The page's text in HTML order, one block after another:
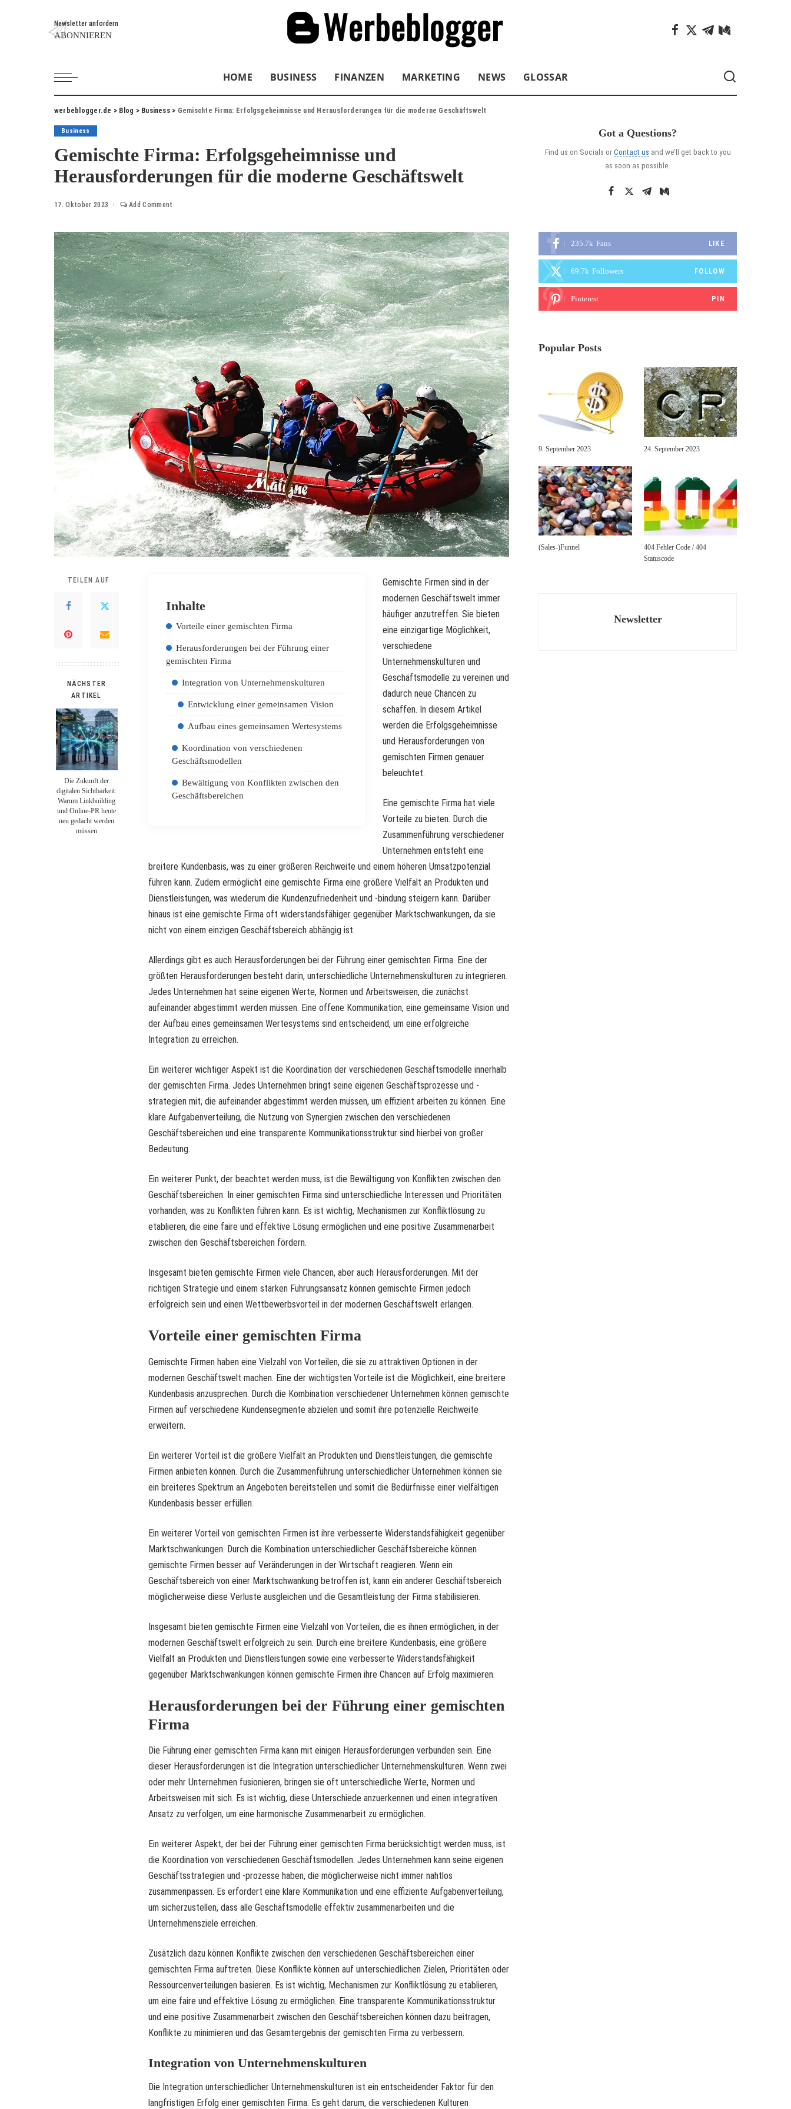
Newsletter anfordern
ABONNIEREN
HOME BUSINESS FINANZEN MARKETING NEWS GLOSSAR
werbeblogger.de > Blog > Business> Gemischte Firma: Erfolgsgeheimnisse und Herausforderungen für die moderne Geschäftswelt
Business
Gemischte Firma: Erfolgsgeheimnisse und
Herausforderungen für die moderne Geschäftswelt
17. Oktober 2023 Add Comment
TEILEN AUF
NÄCHSTER
ARTIKEL
Die Zukunft der
digitalen Sichtbarkeit:
Warum Linkbuilding
und Online-PR heute
neu gedacht werden
müssen
Inhalte
Vorteile einer gemischten Firma
Herausforderungen bei der Führung einer
gemischten Firma
Integration von Unternehmenskulturen
Entwicklung einer gemeinsamen Vision
Aufbau eines gemeinsamen Wertesystems
Koordination von verschiedenen
Geschäftsmodellen
Bewältigung von Konflikten zwischen den
Geschäftsbereichen
Gemischte Firmen sind in der
modernen Geschäftswelt immer
häufiger anzutreffen. Sie bieten
eine einzigartige Möglichkeit,
verschiedene
Unternehmenskulturen und
Geschäftsmodelle zu vereinen und
dadurch neue Chancen zu
schaffen. In diesem Artikel
werden die Erfolgsgeheimnisse
und Herausforderungen von
gemischten Firmen genauer
beleuchtet.
Eine gemischte Firma hat viele
Vorteile zu bieten. Durch die
Zusammenführung verschiedener
Unternehmen entsteht eine
breitere Kundenbasis, was zu einer größeren Reichweite und einem höheren Umsatzpotenzial
führen kann. Zudem ermöglicht eine gemischte Firma eine größere Vielfalt an Produkten und
Dienstleistungen, was wiederum die Kundenzufriedenheit und -bindung steigern kann. Darüber
hinaus ist eine gemischte Firma oft widerstandsfähiger gegenüber Marktschwankungen, da sie
nicht von einem einzigen Geschäftsbereich abhängig ist.
Allerdings gibt es auch Herausforderungen bei der Führung einer gemischten Firma. Eine der
größten Herausforderungen besteht darin, unterschiedliche Unternehmenskulturen zu integrieren.
Jedes Unternehmen hat seine eigenen Werte, Normen und Arbeitsweisen, die zunächst
aufeinander abgestimmt werden müssen. Eine offene Kommunikation, eine gemeinsame Vision und
der Aufbau eines gemeinsamen Wertesystems sind entscheidend, um eine erfolgreiche
Integration zu erreichen.
Ein weiterer wichtiger Aspekt ist die Koordination der verschiedenen Geschäftsmodelle innerhalb
der gemischten Firma. Jedes Unternehmen bringt seine eigenen Geschäftsprozesse und -
strategien mit, die aufeinander abgestimmt werden müssen, um effizient arbeiten zu können. Eine
klare Aufgabenverteilung, die Nutzung von Synergien zwischen den verschiedenen
Geschäftsbereichen und eine transparente Kommunikationsstruktur sind hierbei von großer
Bedeutung.
Ein weiterer Punkt, der beachtet werden muss, ist die Bewältigung von Konflikten zwischen den
Geschäftsbereichen. In einer gemischten Firma sind unterschiedliche Interessen und Prioritäten
vorhanden, was zu Konflikten führen kann. Es ist wichtig, Mechanismen zur Konfliktlösung zu
etablieren, die eine faire und effektive Lösung ermöglichen und eine positive Zusammenarbeit
zwischen den Geschäftsbereichen fördern.
Insgesamt bieten gemischte Firmen viele Chancen, aber auch Herausforderungen. Mit der
richtigen Strategie und einem starken Führungsansatz können gemischte Firmen jedoch
erfolgreich sein und einen Wettbewerbsvorteil in der modernen Geschäftswelt erlangen.
Vorteile einer gemischten Firma
Gemischte Firmen haben eine Vielzahl von Vorteilen, die sie zu attraktiven Optionen in der
modernen Geschäftswelt machen. Eine der wichtigsten Vorteile ist die Möglichkeit, eine breitere
Kundenbasis anzusprechen. Durch die Kombination verschiedener Unternehmen können gemischte
Firmen auf verschiedene Kundensegmente abzielen und somit ihre potenzielle Reichweite
erweitern.
Ein weiterer Vorteil ist die größere Vielfalt an Produkten und Dienstleistungen, die gemischte
Firmen anbieten können. Durch die Zusammenführung unterschiedlicher Unternehmen können sie
ein breiteres Spektrum an Angeboten bereitstellen und somit die Bedürfnisse einer vielfältigen
Kundenbasis besser erfüllen.
Ein weiterer Vorteil von gemischten Firmen ist ihre verbesserte Widerstandsfähigkeit gegenüber
Marktschwankungen. Durch die Kombination unterschiedlicher Geschäftsbereiche können
gemischte Firmen besser auf Veränderungen in der Wirtschaft reagieren. Wenn ein
Geschäftsbereich von einer Marktschwankung betroffen ist, kann ein anderer Geschäftsbereich
möglicherweise diese Verluste ausgleichen und die Gesamtleistung der Firma stabilisieren.
Insgesamt bieten gemischte Firmen eine Vielzahl von Vorteilen, die es ihnen ermöglichen, in der
modernen Geschäftswelt erfolgreich zu sein. Durch eine breitere Kundenbasis, eine größere
Vielfalt an Produkten und Dienstleistungen sowie eine verbesserte Widerstandsfähigkeit
gegenüber Marktschwankungen können gemischte Firmen ihre Chancen auf Erfolg maximieren.
Herausforderungen bei der Führung einer gemischten
Firma
Die Führung einer gemischten Firma kann mit einigen Herausforderungen verbunden sein. Eine
dieser Herausforderungen ist die Integration unterschiedlicher Unternehmenskulturen. Wenn zwei
oder mehr Unternehmen fusionieren, bringen sie oft unterschiedliche Werte, Normen und
Arbeitsweisen mit sich. Es ist wichtig, diese Unterschiede anzuerkennen und einen integrativen
Ansatz zu verfolgen, um eine harmonische Zusammenarbeit zu ermöglichen.
Ein weiterer Aspekt, der bei der Führung einer gemischten Firma berücksichtigt werden muss, ist
die Koordination von verschiedenen Geschäftsmodellen. Jedes Unternehmen kann seine eigenen
Geschäftsstrategien und -prozesse haben, die möglicherweise nicht immer nahtlos
zusammenpassen. Es erfordert eine klare Kommunikation und eine effiziente Aufgabenverteilung,
um sicherzustellen, dass alle Geschäftsmodelle effektiv zusammenarbeiten und die
Unternehmensziele erreichen.
Zusätzlich dazu können Konflikte zwischen den verschiedenen Geschäftsbereichen einer
gemischten Firma auftreten. Diese Konflikte können auf unterschiedlichen Zielen, Prioritäten oder
Ressourcenverteilungen basieren. Es ist wichtig, Mechanismen zur Konfliktlösung zu etablieren,
um eine faire und effektive Lösung zu ermöglichen. Eine transparente Kommunikationsstruktur
und eine positive Zusammenarbeit zwischen den Geschäftsbereichen können dazu beitragen,
Konflikte zu minimieren und das Gesamtergebnis der gemischten Firma zu verbessern.
Integration von Unternehmenskulturen
Die Integration unterschiedlicher Unternehmenskulturen ist ein entscheidender Faktor für den
langfristigen Erfolg einer gemischten Firma. Es geht darum, die verschiedenen Kulturen
Got a Questions?
Find us on Socials orContact us and we’ll get back to you
as soon as possible.
235.7k Fans LIKE
69.7k Followers FOLLOW
Pinterest PIN
Popular Posts
9. September 2023 24. September 2023
(Sales-)Funnel
404 Fehler Code / 404
Statuscode
Newsletter